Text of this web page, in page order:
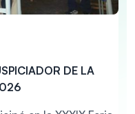
DE LA